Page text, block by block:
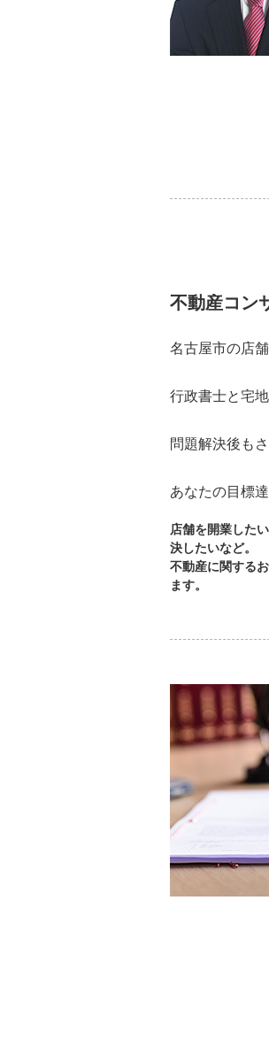
不動産コン
名古屋市の店
行政書士と宅
問題解決後も
あなたの目標
店舗を開業した
決したいなど。
不動産に関する
ます。